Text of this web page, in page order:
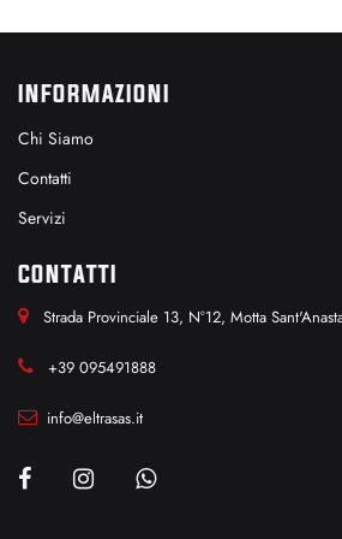
INFORMAZIONI
Chi Siamo
Contatti
Servizi
CONTATTI
Strada Provinciale 13, N°12, Motta
+39 095491888
info@eltrasas.it